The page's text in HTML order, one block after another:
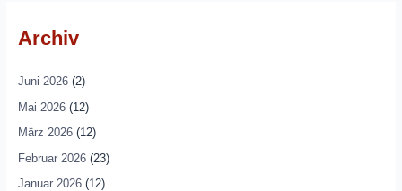
Archiv
Juni 2026(2)
Mai 2026(12)
März 2026(12)
Februar 2026(23)
Januar 2026(12)